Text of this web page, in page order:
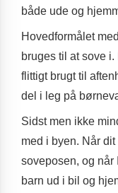
både ude og
Hovedformålet
bruges til at sove
flittigt brugt til
del i leg på
Sidst men ikke
med i byen. Når
soveposen, og når
barn ud i bil og